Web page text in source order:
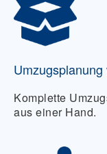
Komplette
aus einer Hand.